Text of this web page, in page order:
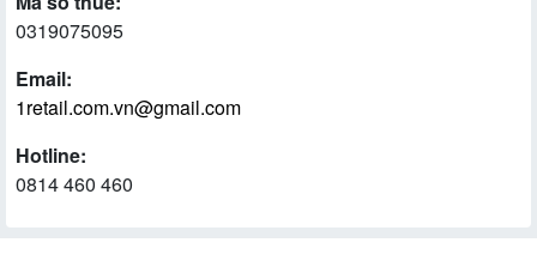
0319075095
Email:
1retail.com.vn@gmail.com
Hotline:
0814 460 460